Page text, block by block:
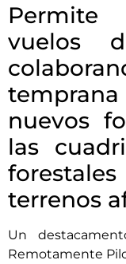
Permite
vuelos
nuevos
las
terrenos
Un
Remotamente